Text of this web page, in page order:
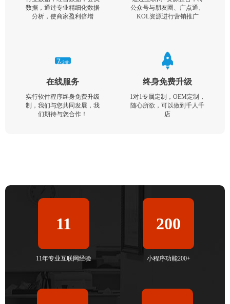
数据，通过专业精细化数据
分析，使商家盈利倍增
公众号与朋友圈、广点通、
KOL资源进行营销推广
在线服务
实行软件程序终身免费升级
制，我们与您共同发展，我
们期待与您合作！
终身免费升级
1对1专属定制，OEM定制，
随心所欲，可以做到千人千
店
11
11年专业互联网经验
200
小程序功能200+